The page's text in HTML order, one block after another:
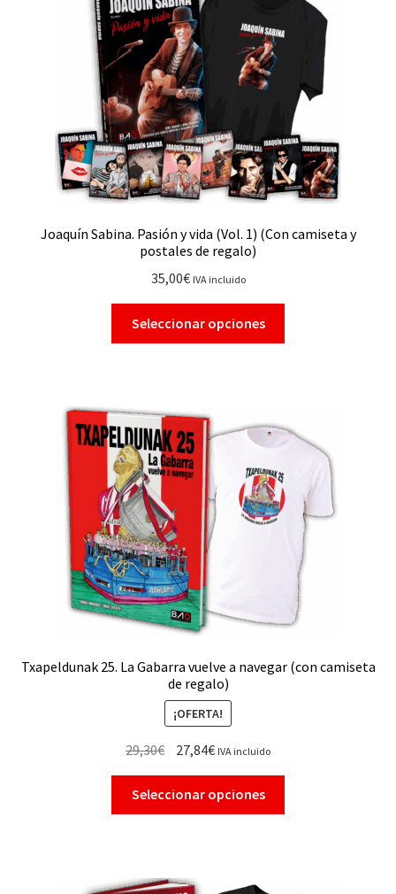
Joaquín Sabina. Pasión y vida (Vol. 1) (Con camiseta y
postales de regalo)
35,00€ IVA incluido
Seleccionar opciones
Txapeldunak 25. La Gabarra vuelve a navegar (con camiseta
de regalo)
¡OFERTA!
29,30€ 27,84€ IVA incluido
Seleccionar opciones